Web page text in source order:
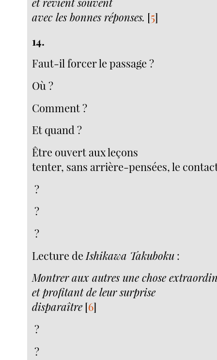
avec les bonnes réponses. [5]
14.
Faut-il forcer le passage ?
Où ?
Comment ?
Et quand ?
Être ouvert aux leçons
tenter, sans arrière-pensées, le
?
?
?
Lecture de Ishikawa Takuboku :
Montrer aux autres une chose
et profitant de leur surprise
disparaître [6]
?
?